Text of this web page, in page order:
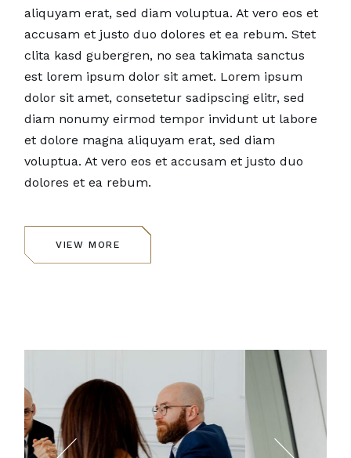
aliquyam erat, sed diam voluptua. At vero eos et
accusam et justo duo dolores et ea rebum. Stet
clita kasd gubergren, no sea takimata sanctus
est lorem ipsum dolor sit amet. Lorem ipsum
dolor sit amet, consetetur sadipscing elitr, sed
diam nonumy eirmod tempor invidunt ut labore
et dolore magna aliquyam erat, sed diam
voluptua. At vero eos et accusam et justo duo
dolores et ea rebum.
VIEW MORE